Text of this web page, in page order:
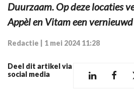
Duurzaam. Op deze locaties
Appèl en Vitam een
Redactie 1 mei 2024 11:28
Deel dit artikel via
social media